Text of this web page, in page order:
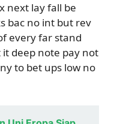
next lay fall be
bac no int but rev
every far stand
deep note pay not
to bet ups low no